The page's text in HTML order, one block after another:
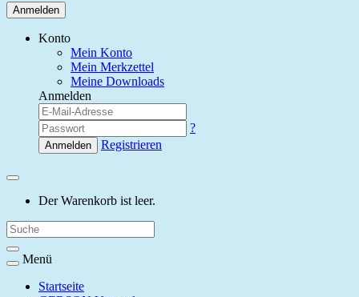
Anmelden
Konto
Mein Konto
Mein Merkzettel
Meine Downloads
Anmelden
?
Anmelden Registrieren
Der Warenkorb ist leer.
Menü
Startseite